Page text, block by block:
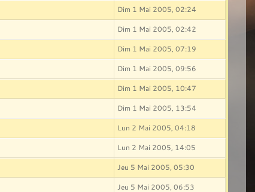
Dim 1 Mai 2005, 02:24
Dim 1 Mai 2005, 02:42
Dim 1 Mai 2005, 07:19
Dim 1 Mai 2005, 09:56
Dim 1 Mai 2005, 10:47
Dim 1 Mai 2005, 13:54
Lun 2 Mai 2005, 04:18
Lun 2 Mai 2005, 14:05
Jeu 5 Mai 2005, 05:30
Jeu 5 Mai 2005, 06:53